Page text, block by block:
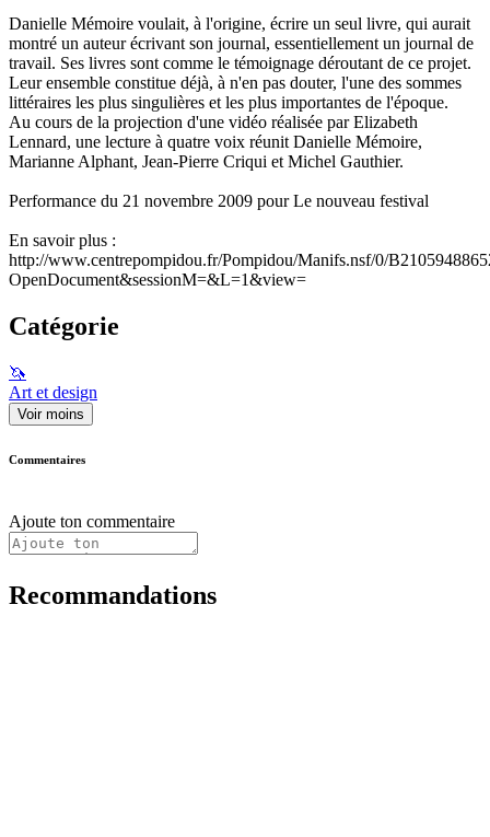
Danielle Mémoire voulait, à l'origine, écrire un seul livre, qui aurait
montré un auteur écrivant son journal, essentiellement un journal de
travail. Ses livres sont comme le témoignage déroutant de ce projet.
Leur ensemble constitue déjà, à n'en pas douter, l'une des sommes
littéraires les plus singulières et les plus importantes de l'époque.
Au cours de la projection d'une vidéo réalisée par Elizabeth
Lennard, une lecture à quatre voix réunit Danielle Mémoire,
Marianne Alphant, Jean-Pierre Criqui et Michel Gauthier.
Performance du 21 novembre 2009 pour Le nouveau festival
En savoir plus :
http://www.centrepompidou.fr/Pompidou/Manifs.nsf/0/
OpenDocument&sessionM=&L=1&view=
Catégorie
🦄
Art et design
Voir moins
Commentaires
Ajoute ton commentaire
Recommandations